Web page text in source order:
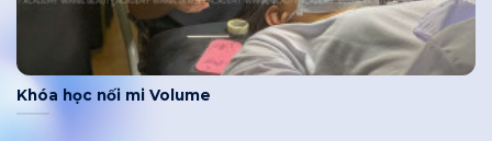
Khóa học nối mi Hoa Hồng Đen